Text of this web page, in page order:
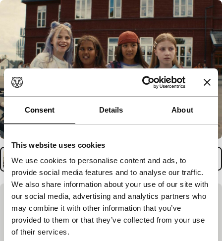
Consent Details About
This website uses cookies
We use cookies to personalise content and ads, to
provide social media features and to analyse our traffic.
We also share information about your use of our site with
our social media, advertising and analytics partners who
may combine it with other information that you’ve
provided to them or that they’ve collected from your use
of their services.
Een lijst van afbeeldingen
Aanmelden & contact
Enthousiast geworden? Via onderstaande knop
kun je dit programma boeken voor jaarrond.